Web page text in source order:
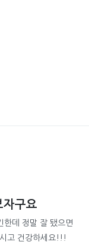
자구요
데 정말 잘 됐으면
고 건강하세요!!!